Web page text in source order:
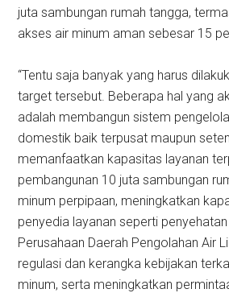
juta sambungan rumah tangga,
akses air minum aman sebesar 15
“Tentu saja banyak yang harus
target tersebut. Beberapa hal yang
adalah membangun sistem
domestik baik terpusat maupun
memanfaatkan ka­pasitas layanan
pemba­ngunan 10 juta sambungan
minum perpipaan, meningkatkan
penyedia layanan seperti penyehatan
Perusahaan Daerah Pengolahan Air
regulasi dan kerangka kebijakan
minum, serta meningkatkan